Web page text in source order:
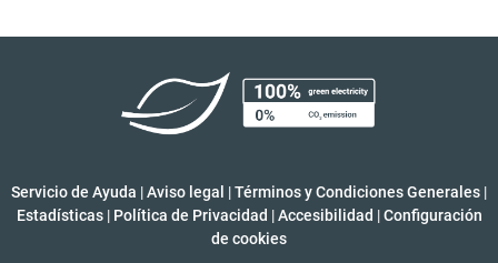
Servicio de Ayuda |Aviso legal |Términos y Condiciones Generales |
Estadísticas | Política de Privacidad | Accesibilidad | Configuración
de cookies